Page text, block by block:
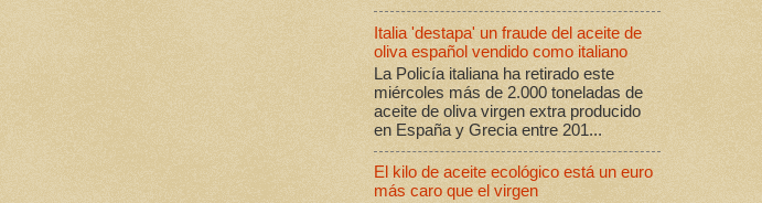
Italia 'destapa' un fraude del aceite de
oliva español vendido como italiano
La Policía italiana ha retirado este
miércoles más de 2.000 toneladas de
aceite de oliva virgen extra producido
en España y Grecia entre 201...
El kilo de aceite ecológico está un euro
más caro que el virgen